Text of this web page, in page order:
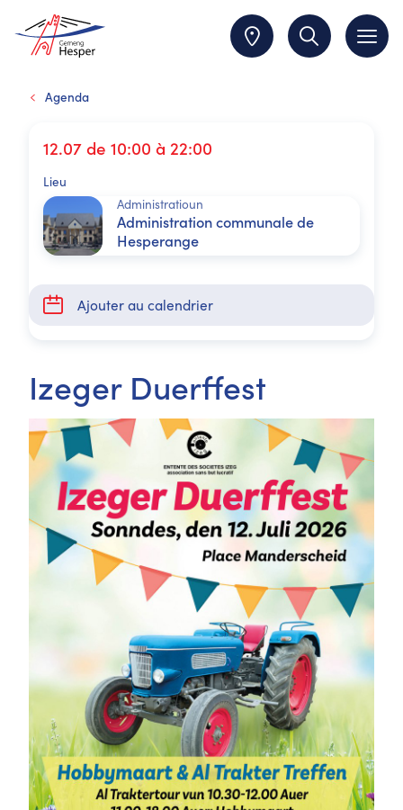
Agenda
12.07 de 10:00 à 22:00
Lieu
Administratioun
Administration communale de
Hesperange
Ajouter au calendrier
Izeger Duerffest